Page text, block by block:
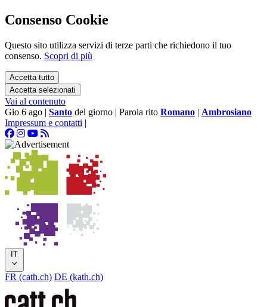
Consenso Cookie
Questo sito utilizza servizi di terze parti che richiedono il tuo
consenso. Scopri di più
Accetta tutto
Accetta selezionati
Vai al contenuto
Gio 6 ago | Santo del giorno | Parola rito Romano | Ambrosiano
Impressum e contatti |
IT
FR (cath.ch) DE (kath.ch)